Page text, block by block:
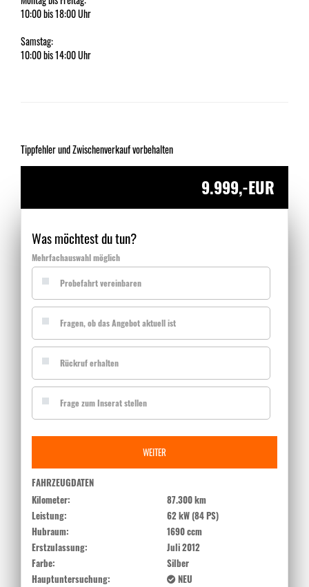
10:00 bis 18:00 Uhr
Samstag:
10:00 bis 14:00 Uhr
Tippfehler und Zwischenverkauf vorbehalten
9.999,-EUR
Was möchtest du tun?
Mehrfachauswahl möglich
Probefahrt vereinbaren
Fragen, ob das Angebot aktuell ist
Rückruf erhalten
Frage zum Inserat stellen
WEITER
FAHRZEUGDATEN
Kilometer:
87.300 km
Leistung:
62 kW (84 PS)
Hubraum:
1690 ccm
Erstzulassung:
Juli 2012
Farbe:
Silber
Hauptuntersuchung:
NEU